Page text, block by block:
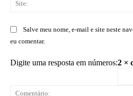
Salve meu nome, e-mail e site neste
eu comentar.
Digite uma resposta em números:2 ×